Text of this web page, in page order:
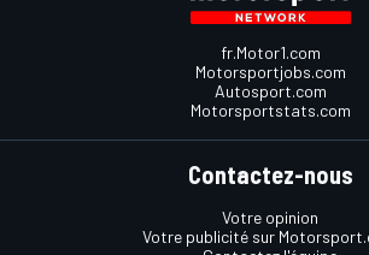
fr.Motor1.com
Motorsportjobs.com
Autosport.com
Motorsportstats.com
Contactez-nous
Votre opinion
Votre publicité sur